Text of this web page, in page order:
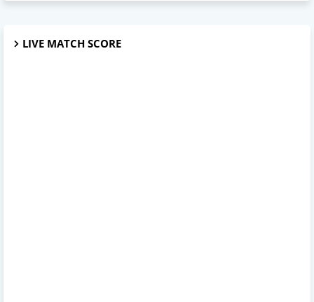
LIVE MATCH SCORE